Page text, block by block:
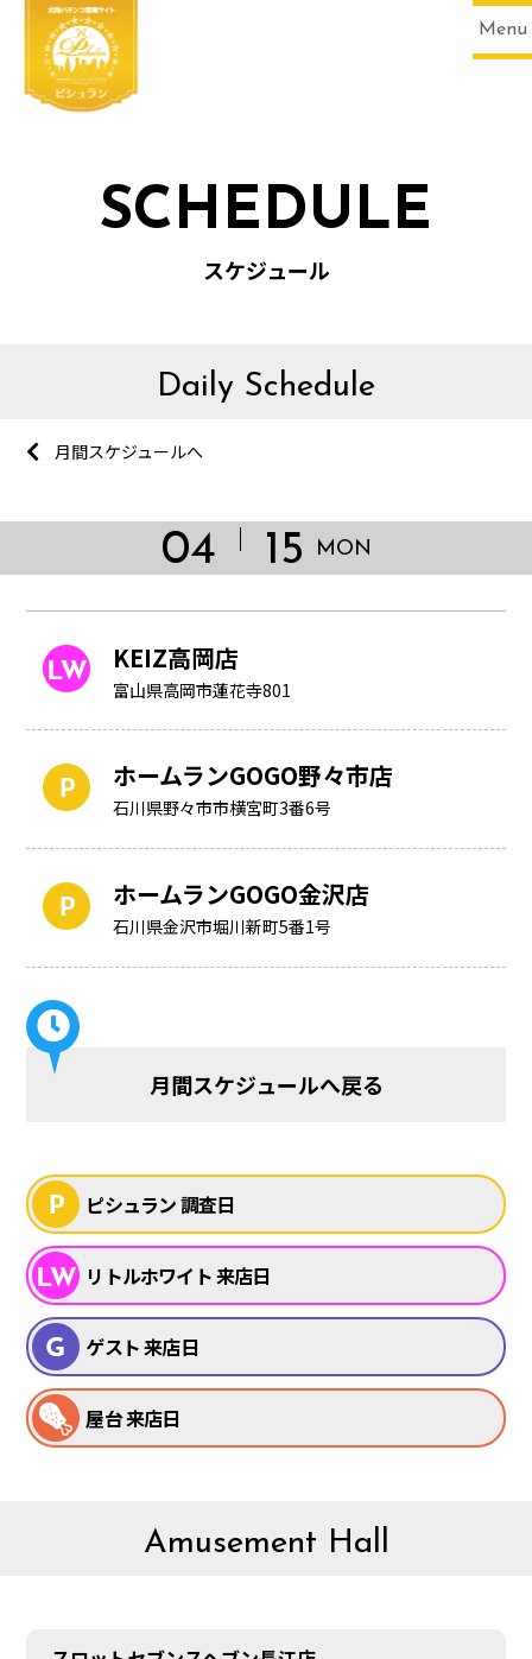
Menu
HOME
SCHEDULE
スケジュール
Daily Schedule
月間スケジュールへ
04 15 MON
KEIZ高岡店
富山県高岡市蓮花寺801
ホームランGOGO野々市店
石川県野々市市横宮町3番6号
ホームランGOGO金沢店
石川県金沢市堀川新町5番1号
月間スケジュールへ戻る
ピシュラン 調査日
リトルホワイト 来店日
ゲスト 来店日
屋台 来店日
Amusement Hall